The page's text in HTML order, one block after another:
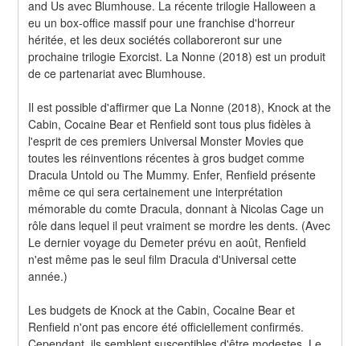
and Us avec Blumhouse. La récente trilogie Halloween a
eu un box-office massif pour une franchise d'horreur
héritée, et les deux sociétés collaboreront sur une
prochaine trilogie Exorcist. La Nonne (2018) est un produit
de ce partenariat avec Blumhouse.
Il est possible d'affirmer que La Nonne (2018), Knock at the
Cabin, Cocaine Bear et Renfield sont tous plus fidèles à
l'esprit de ces premiers Universal Monster Movies que
toutes les réinventions récentes à gros budget comme
Dracula Untold ou The Mummy. Enfer, Renfield présente
même ce qui sera certainement une interprétation
mémorable du comte Dracula, donnant à Nicolas Cage un
rôle dans lequel il peut vraiment se mordre les dents. (Avec
Le dernier voyage du Demeter prévu en août, Renfield
n'est même pas le seul film Dracula d'Universal cette
année.)
Les budgets de Knock at the Cabin, Cocaine Bear et
Renfield n'ont pas encore été officiellement confirmés.